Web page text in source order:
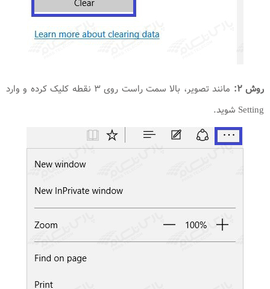
روش ۲:
مانند تصویر، بالا سمت راست روی ۳ نقطه کلیک کرده و وارد
Setting شوید.